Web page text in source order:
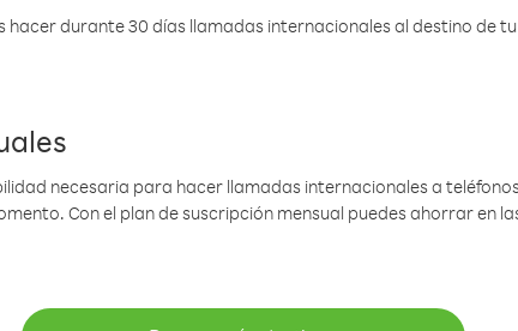
hacer durante 30 días llamadas internacionales al destino de
necesaria para hacer llamadas internacionales a
Con el plan de suscripción mensual puedes ahorrar en